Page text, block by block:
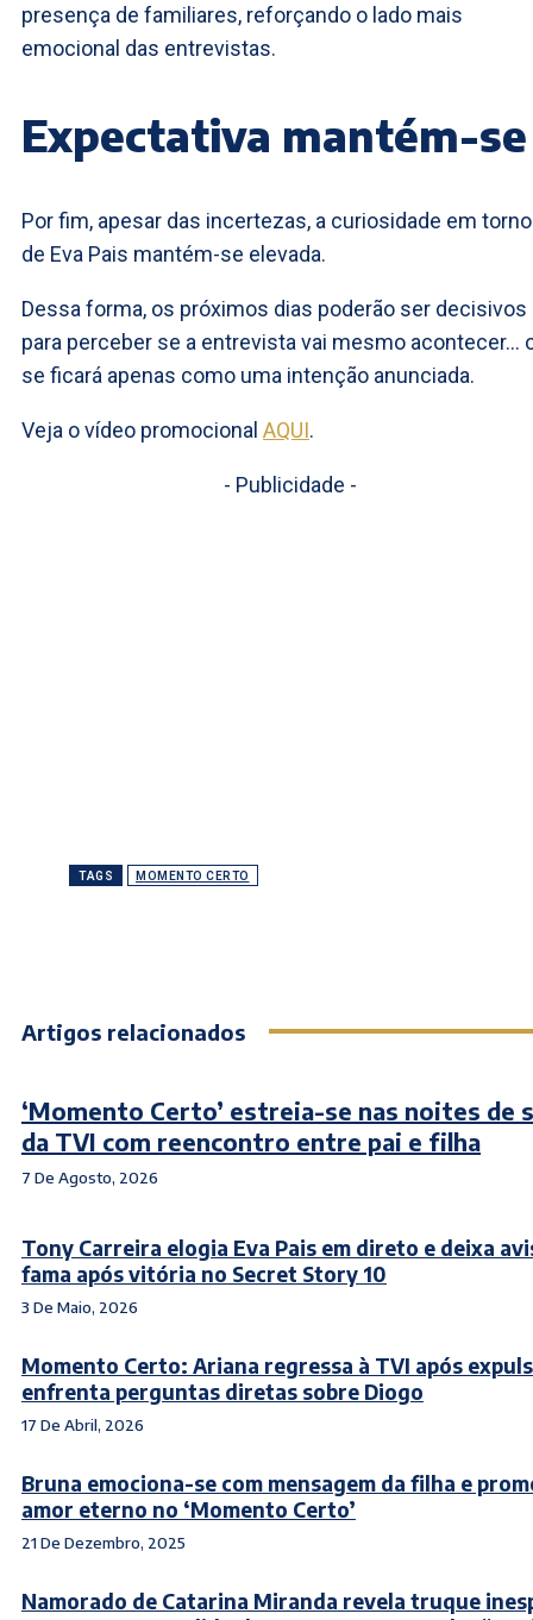
presença de familiares, reforçando o lado mais
emocional das entrevistas.
Expectativa mantém-se
Por fim, apesar das incertezas, a curiosidade em torno
de Eva Pais mantém-se elevada.
Dessa forma, os próximos dias poderão ser decisivos
para perceber se a entrevista vai mesmo acontecer…
se ficará apenas como uma intenção anunciada.
Veja o vídeo promocional AQUI.
- Publicidade -
TAGS MOMENTO CERTO
Artigos relacionados
‘Momento Certo’ estreia-se nas noites de
da TVI com reencontro entre pai e filha
7 De Agosto, 2026
Tony Carreira elogia Eva Pais em direto e deixa
fama após vitória no Secret Story 10
3 De Maio, 2026
Momento Certo: Ariana regressa à TVI após
enfrenta perguntas diretas sobre Diogo
17 De Abril, 2026
Bruna emociona-se com mensagem da filha e
amor eterno no ‘Momento Certo’
21 De Dezembro, 2025
Namorado de Catarina Miranda revela truque